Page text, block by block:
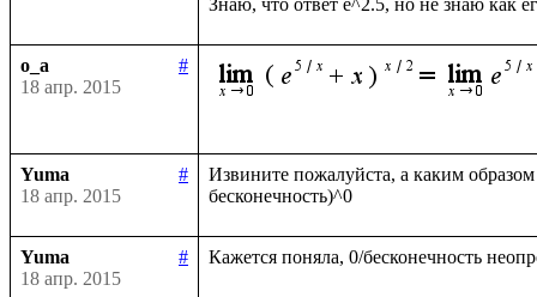
o_a
#
18 апр. 2015
Yuma
#
18 апр. 2015
Извините пожалуйста, а каким
Yuma
#
18 апр. 2015